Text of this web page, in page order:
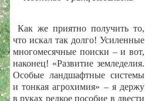
Как же приятно получить то,
что искал так долго! Усиленные
многомесячные поиски – и вот,
наконец! «Развитие земледелия.
Особые ландшафтные системы
и тонкая агрохимия» – я держу
в руках редкое пособие в двести